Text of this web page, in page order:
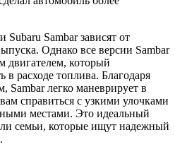
Subaru Sambar зависят от
Однако все версии Sambar
двигателем, который
в расходе топлива. Благодаря
Sambar легко маневрирует в
справиться с узкими улочками
местами. Это идеальный
семьи, которые ищут надежный